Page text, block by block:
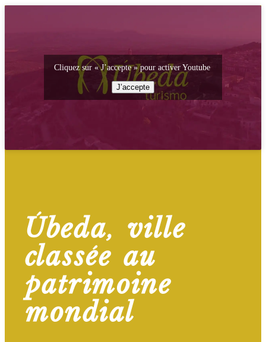
Cliquez sur « J’accepte » pour activer Youtube
J’accepte
Úbeda, ville
classée au
patrimoine
mondial